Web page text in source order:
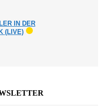
IN DER
(LIVE)